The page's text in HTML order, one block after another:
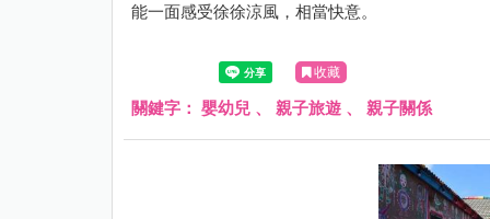
能一面感受徐徐涼風，相當快意。
收藏
關鍵字： 嬰幼兒 、 親子旅遊 、 親子關係